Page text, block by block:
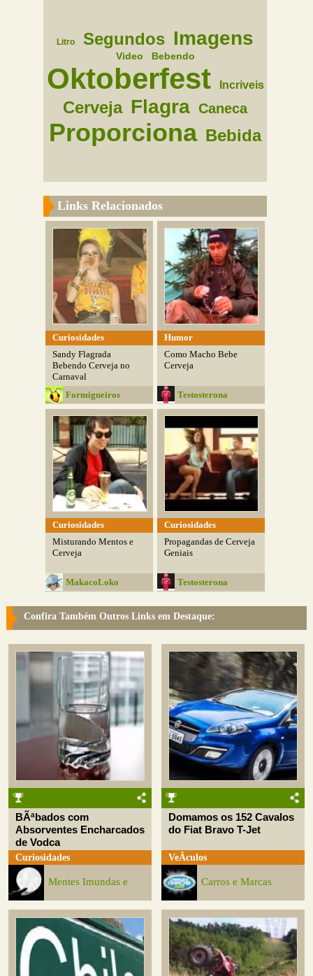
Litro Segundos Imagens
Video Bebendo
Oktoberfest Incriveis
Cerveja Flagra Caneca
Proporciona Bebida
Links Relacionados
Curiosidades
Sandy Flagrada
Bebendo Cerveja no
Carnaval
Formigueiros
Humor
Como Macho Bebe
Cerveja
Testosterona
Curiosidades
Misturando Mentos e
Cerveja
MakacoLoko
Curiosidades
Propagandas de Cerveja
Geniais
Testosterona
Confira Também Outros Links em Destaque:
BÃªbados com
Absorventes Encharcados
de Vodca
Curiosidades
Mentes Imundas e
Domamos os 152 Cavalos
do Fiat Bravo T-Jet
VeÃ­culos
Carros e Marcas